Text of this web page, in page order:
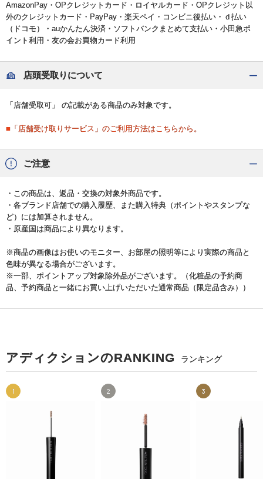
AmazonPay・OPクレジットカード・ロイヤルカード・OPクレジット以
外のクレジットカード・PayPay・楽天ペイ・コンビニ後払い・ｄ払い
（ドコモ）・auかんたん決済・ソフトバンクまとめて支払い・小田急ポ
イント利用・友の会お買物カード利用
店頭受取りについて
「店舗受取可」 の記載がある商品のみ対象です。
■「店舗受け取りサービス」のご利用方法はこちらから。
ご注意
・この商品は、返品・交換の対象外商品です。
・各ブランド店舗での購入履歴、また購入特典（ポイントやスタンプな
ど）には加算されません。
・原産国は商品により異なります。
※商品の画像はお使いのモニター、お部屋の照明等により実際の商品と
色味が異なる場合がございます。
※一部、ポイントアップ対象除外品がございます。（化粧品の予約商
品、予約商品と一緒にお買い上げいただいた通常商品（限定品含み））
アディクションのRANKING ランキング
1 2 3